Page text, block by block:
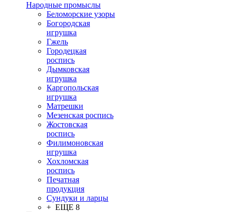
Народные промыслы
Беломорские узоры
Богородская
игрушка
Гжель
Городецкая
роспись
Дымковская
игрушка
Каргопольская
игрушка
Матрешки
Мезенская роспись
Жостовская
роспись
Филимоновская
игрушка
Хохломская
роспись
Печатная
продукция
Сундуки и ларцы
+ ЕЩЕ 8